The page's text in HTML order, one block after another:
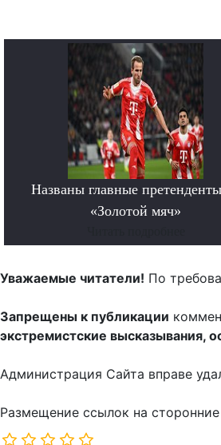
Названы главные
«Золотой мяч»
Уважаемые читатели! По
Запрещены к публикации
экстремистские высказывания,
Администрация Сайта вправе
Размещение ссылок на